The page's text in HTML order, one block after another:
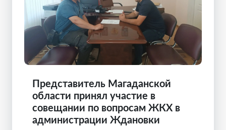
Представитель Магаданской
области принял участие в
совещании по вопросам ЖКХ в
администрации Ждановки